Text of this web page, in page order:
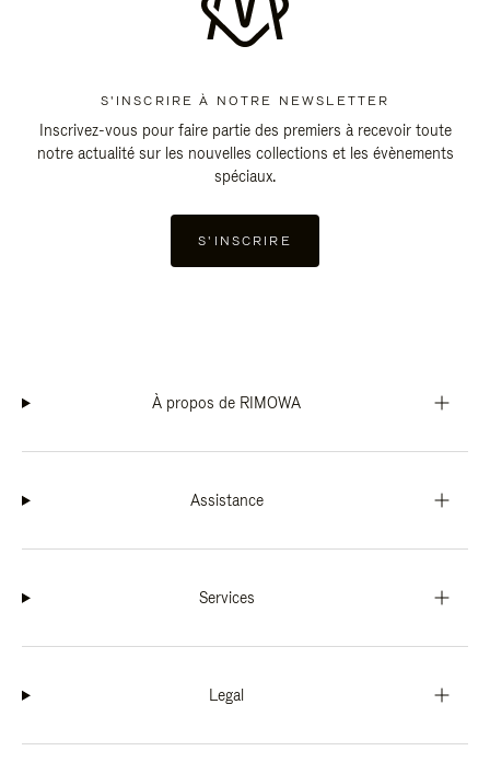
S'INSCRIRE À NOTRE NEWSLETTER
Inscrivez-vous pour faire partie des premiers à recevoir toute
notre actualité sur les nouvelles collections et les évènements
spéciaux.
S'INSCRIRE
À propos de RIMOWA
Assistance
Services
Legal